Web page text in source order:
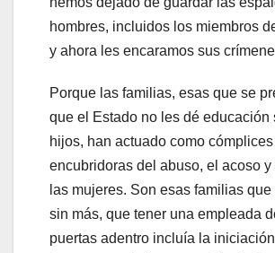
hombres, incluidos los miembros
y ahora les encaramos sus
Porque las familias, esas que se
que el Estado no les dé educación
hijos, han actuado como
encubridoras del abuso, el acoso y
las mujeres. Son esas familias
sin más, que tener una empleada
puertas adentro incluía la